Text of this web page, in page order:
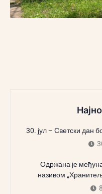
30. јул – Светски дан
Одржана је
називом